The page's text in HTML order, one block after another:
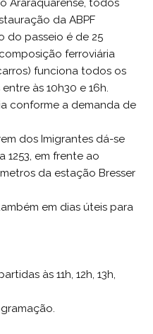
Araraquarense, todos
da ABPF
do passeio é de 25
ferroviária
funciona todos os
às 10h30 e 16h.
conforme a demanda de
dos Imigrantes dá-se
1253, em frente ao
da estação Bresser
em dias úteis para
às 11h, 12h, 13h,